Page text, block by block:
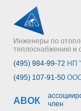
Инженеры по
теплоснабжению и
(495) 984-99-72 НП
(495) 107-91-50
АВОК
член